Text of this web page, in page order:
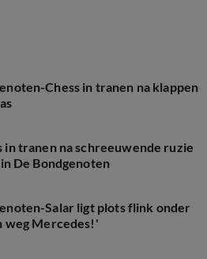
Chess in tranen na klappen
in tranen na schreeuwende ruzie
De Bondgenoten
Salar ligt plots flink onder
weg Mercedes!'